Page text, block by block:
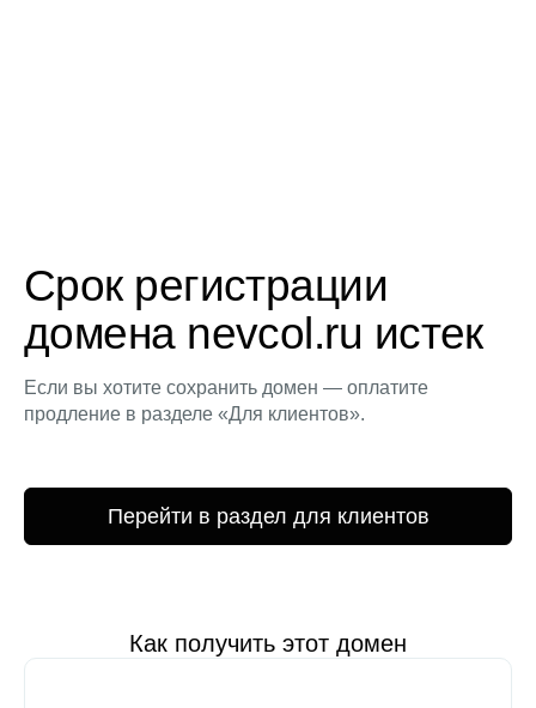
Срок регистрации
домена nevcol.ru истек
Если вы хотите сохранить домен — оплатите
продление в разделе «Для клиентов».
Перейти в раздел для клиентов
Как получить этот домен